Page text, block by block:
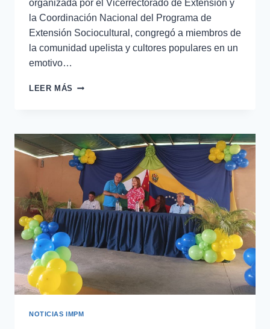
organizada por el Vicerrectorado de Extensión y
la Coordinación Nacional del Programa de
Extensión Sociocultural, congregó a miembros de
la comunidad upelista y cultores populares en un
emotivo…
LEER MÁS
NOTICIAS IMPM